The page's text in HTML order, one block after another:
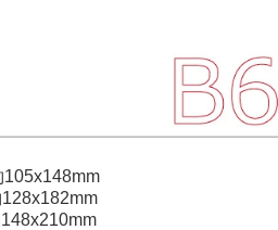
105x148mm
128x182mm
148x210mm